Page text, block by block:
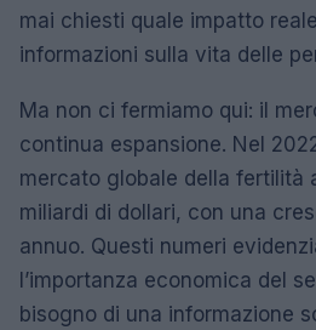
mai chiesti quale impatto
informazioni sulla vita delle
Ma non ci fermiamo qui: il
continua espansione. Nel
mercato globale della fertilità
miliardi di dollari, con una
annuo. Questi numeri
l’importanza economica del
bisogno di una informazione